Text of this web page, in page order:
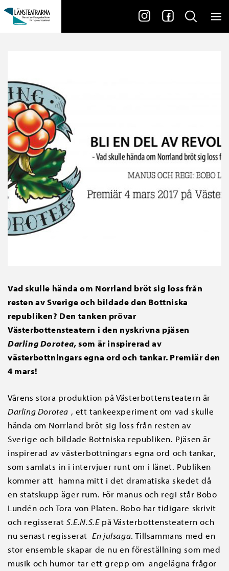
Vad skulle hända om Norrland bröt sig loss från
resten av Sverige och bildade den Bottniska
republiken? Den tanken prövar
Västerbottensteatern i den nyskrivna pjäsen
Darling Dorotea,som är inspirerad av
västerbottningars egna ord och tankar. Premiär den
4 mars!
Vårens stora produktion på Västerbottensteatern är
Darling Dorotea , ett tankeexperiment om vad skulle
hända om Norrland bröt sig loss från resten av
Sverige och bildade Bottniska republiken. Pjäsen är
inspirerad av västerbottningars egna ord och tankar,
som samlats in i intervjuer runt om i länet. Publiken
kommer att hamna mitt i det dramatiska skedet då
en statskupp äger rum. För manus och regi står Bobo
Lundén och Tora von Platen. Bobo har tidigare skrivit
och regisserat S.E.N.S.Epå Västerbottensteatern och
nu senast regisseratEn julsaga. Tillsammans med en
stor ensemble skapar de nu en föreställning som med
musik och humor tar ett grepp om angelägna frågor